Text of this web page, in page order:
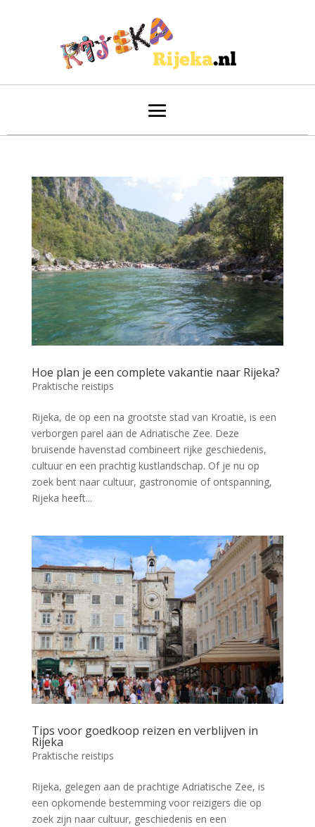
Hoe plan je een complete vakantie naar Rijeka?
Praktische reistips
Rijeka, de op een na grootste stad van Kroatië, is een
verborgen parel aan de Adriatische Zee. Deze
bruisende havenstad combineert rijke geschiedenis,
cultuur en een prachtig kustlandschap. Of je nu op
zoek bent naar cultuur, gastronomie of ontspanning,
Rijeka heeft...
Tips voor goedkoop reizen en verblijven in
Rijeka
Praktische reistips
Rijeka, gelegen aan de prachtige Adriatische Zee, is
een opkomende bestemming voor reizigers die op
zoek zijn naar cultuur, geschiedenis en een